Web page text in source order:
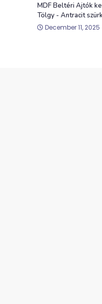
MDF Beltéri Ajtók
Tölgy - Antracit
December 11, 2025